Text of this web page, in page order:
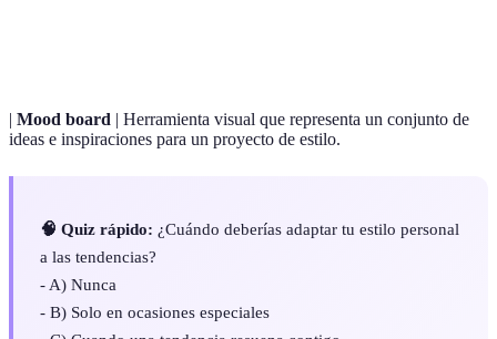
| Mood board | Herramienta visual que representa un conjunto de
ideas e inspiraciones para un proyecto de estilo.
🧠 Quiz rápido: ¿Cuándo deberías adaptar tu estilo personal
a las tendencias?
- A) Nunca
- B) Solo en ocasiones especiales